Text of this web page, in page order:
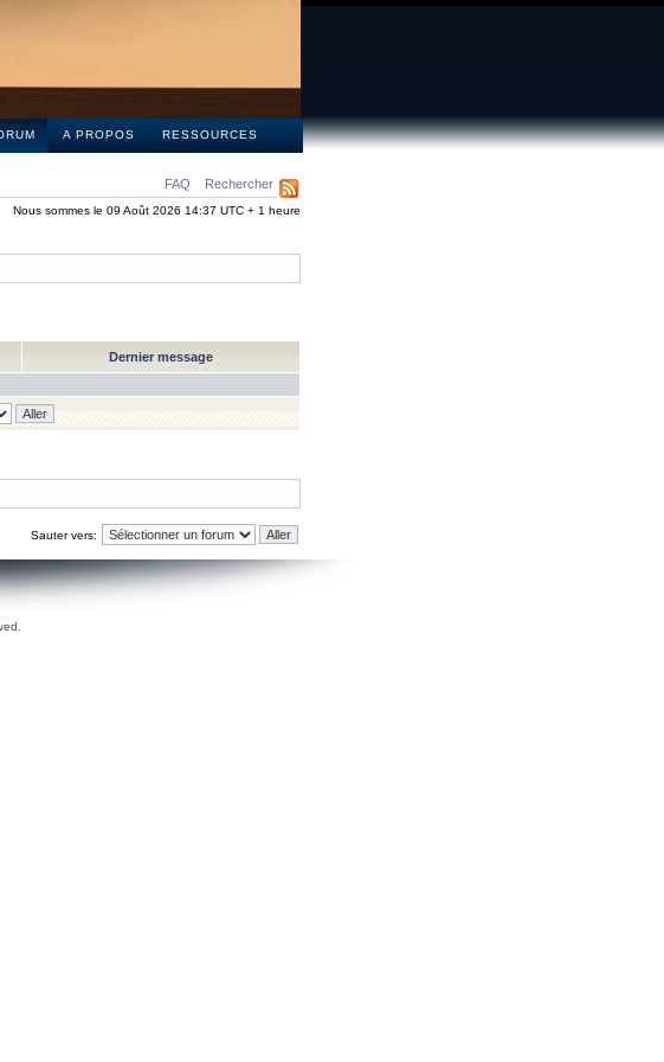
A PROPOS RESSOURCES
FAQ Rechercher
Nous sommes le 09 Août 2026 14:37 UTC + 1 heure
Dernier message
Sauter vers: